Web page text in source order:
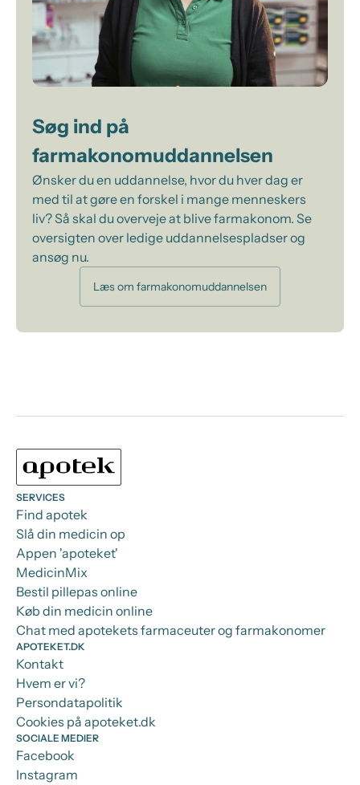
Søg ind på
farmakonomuddannelsen
Ønsker du en uddannelse, hvor du hver dag er
med til at gøre en forskel i mange menneskers
liv? Så skal du overveje at blive farmakonom. Se
oversigten over ledige uddannelsespladser og
ansøg nu.
Læs om farmakonomuddannelsen
SERVICES
Find apotek
Slå din medicin op
Appen 'apoteket'
MedicinMix
Bestil pillepas online
Køb din medicin online
Chat med apotekets farmaceuter og farmakonomer
APOTEKET.DK
Kontakt
Hvem er vi?
Persondatapolitik
Cookies på apoteket.dk
SOCIALE MEDIER
Facebook
Instagram